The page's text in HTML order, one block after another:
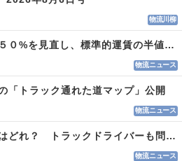
物流川柳
適正原価 実車率５０%を見直し、標準的運賃の半値の恐れも
物流ニュース
「トラック通れた道マップ」公開
物流ニュース
自転車が従う信号はどれ？ トラックドライバーも問われる認識
物流ニュース